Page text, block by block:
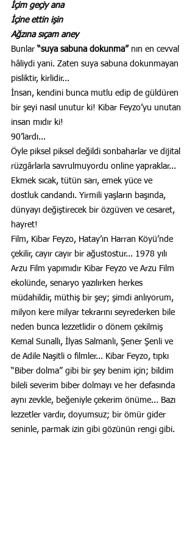
İçim geçiy ana
İçine ettin işin
Ağzına sıçam aney
Bunlar “suya sabuna dokunma” nın en cevval
hâliydi yani. Zaten suya sabuna dokunmayan
pisliktir, kirlidir...
İnsan, kendini bunca mutlu edip de güldüren
bir şeyi nasıl unutur ki! Kibar Feyzo’yu unutan
insan mıdır ki!
90’lardı...
Öyle piksel piksel değildi sonbaharlar ve dijital
rüzgârlarla savrulmuyordu online yapraklar...
Ekmek sıcak, tütün sarı, emek yüce ve
dostluk candandı. Yirmili yaşların başında,
dünyayı değiştirecek bir özgüven ve cesaret,
hayret!
Film, Kibar Feyzo, Hatay’ın Harran Köyü’nde
çekilir, cayır cayır bir ağustostur... 1978 yılı
Arzu Film yapımıdır Kibar Feyzo ve Arzu Film
ekolünde, senaryo yazılırken herkes
müdahildir, müthiş bir şey; şimdi anlıyorum,
milyon kere milyar tekrarını seyrederken bile
neden bunca lezzetlidir o dönem çekilmiş
Kemal Sunallı, İlyas Salmanlı, Şener Şenli ve
de Adile Naşitli o filmler... Kibar Feyzo, tıpkı
“Biber dolma” gibi bir şey benim için; bildim
bileli severim biber dolmayı ve her defasında
aynı zevkle, beğeniyle çekerim önüme... Bazı
lezzetler vardır, doyumsuz; bir ömür gider
seninle, parmak izin gibi gözünün rengi gibi.